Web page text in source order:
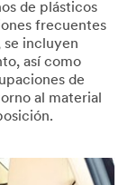
de plásticos
frecuentes
se incluyen
así como
de
al material